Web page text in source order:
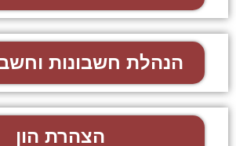
הנהלת חשבונות
הצהרת הון